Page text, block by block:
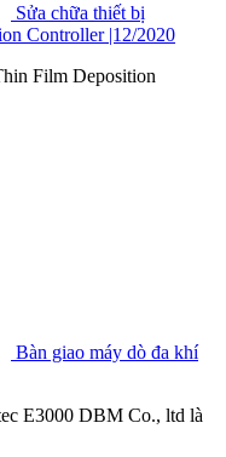
Sửa chữa thiết bị
Controller |12/2020
Film Deposition
Bàn giao máy dò đa khí
E3000 DBM Co., ltd là